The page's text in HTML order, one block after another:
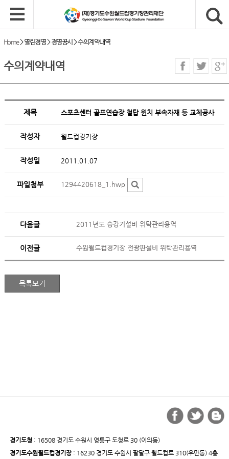
Home>열린경영>경영공시 >수의계약내역
수의계약내역
제목 스포츠센터 골프연습장 철탑 윈치 부속자재 등 교체공사
작성자 월드컵경기장
작성일 2011.01.07
파일첨부 1294420618_1.hwp
다음글 2011년도 승강기설비 위탁관리용역
이전글 수원월드컵경기장 전광판설비 위탁관리용역
경기도청: 16508 경기도 수원시 영통구 도청로 30 (이의동)
경기도수원월드컵경기장: 16230 경기도 수원시 팔달구 월드컵로 310(우만동) 4층